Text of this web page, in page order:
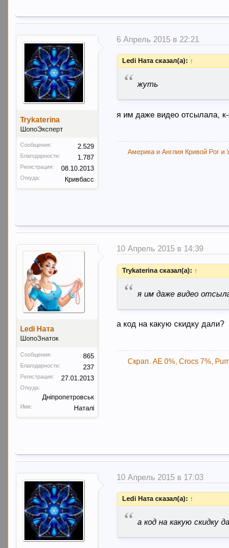
Trykaterina
ШопоЭксперт
Сообщения: 2.529
Благодарности: 1.787
Регистрация: 08.10.2013
Откуда: Кривбасс
6 Апрель 2015 в 22:21
Ledi Ната сказал(а): ↑
“ жуть
я им даже видео отсылала,
Америка и Англия Кривой Рог и
Ledi Ната
ШопоЗнаток
Сообщения: 865
Благодарности: 237
Регистрация: 27.01.2013
Откуда:
Дніпропетровськ
Имя: Наталі
10 Апрель 2015 в 14:39
Trykaterina сказал(а): ↑
“ я им даже видео
а код на какую скидку дали?
Скрап. AE 0%, Crocs 7%,
10 Апрель 2015 в 17:03
Ledi Ната сказал(а): ↑
“ а код на какую скидку